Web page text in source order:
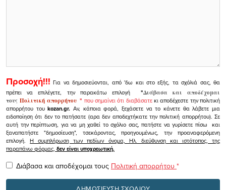
Προσοχή!!! Για να δημοσιεύονται, από 'δω και στο εξής, τα σχόλιά σας, θα
πρέπει να επιλέγετε, την παρακάτω επιλογή
"Διάβασα και αποδέχομαι
τουςΠολιτική απορρήτου" που σημαίνει ότι διαβάσατεκι αποδέχεστε την πολιτική
απορρήτου τουkozan.gr. Αν, κάποια φορά, ξεχάσετε να το κάνετε θα λάβετε μια
ειδοποίηση ότι δεν το πατήσατε (αρα δεν αποδεχτήκατε την πολιτική απορρήτου). Σε
αυτή την περίπτωση, για να μη χαθεί το σχόλιο σας, πατήστε να γυρίσετε πίσω και
ξαναπατήστε "δημοσίευση", τσεκάροντας, προηγουμένως, την προαναφερόμενη
επιλογή.Η συμπλήρωση των πεδίων όνομα, Ηλ. διεύθυνση και ιστότοπος, της
παραπάνω φόρμας, δεν είναι υποχρεωτική.
Διάβασα και αποδέχομαι τους Πολιτική απορρήτου *